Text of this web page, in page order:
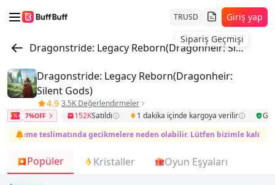
TRUSD
Sipariş Geçmişi
Giriş yap
Dragonstride: Legacy Reborn(Dragonheir: Silent Gods)
Dragonstride: Legacy Reborn(Dragonheir:
Silent Gods)
4.9 3.5K Değerlendirmeler
7%OFF 152KSatıldı 1 dakika içinde kargoya verilir
teslimatında gecikmelere neden olabilir. Lütfen bizimle kalın.
Popüler Kristaller Oyun Eşyaları